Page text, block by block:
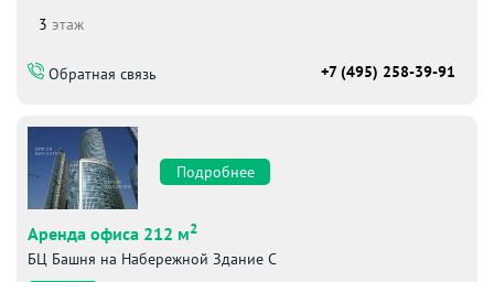
3 этаж
Обратная связь +7 (495) 258-39-91
Подробнее
Аренда офиса 212 м2
БЦ Башня на Набережной Здание С